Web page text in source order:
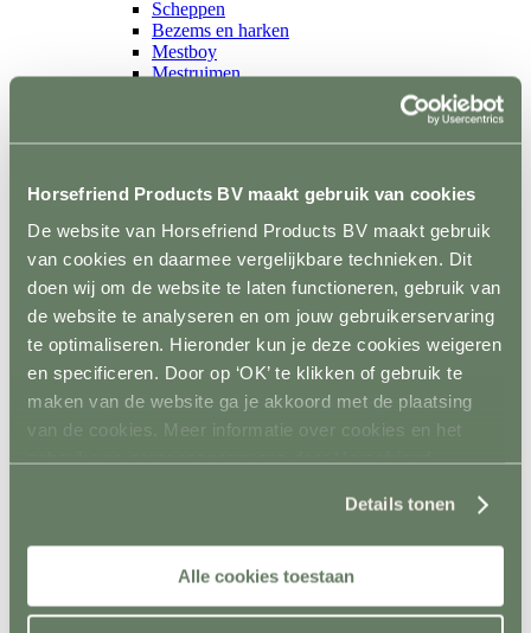
Horsefriend Products BV maakt gebruik van cookies
De website van Horsefriend Products BV maakt gebruik
van cookies en daarmee vergelijkbare technieken. Dit
doen wij om de website te laten functioneren, gebruik van
de website te analyseren en om jouw gebruikerservaring
te optimaliseren. Hieronder kun je deze cookies weigeren
en specificeren. Door op ‘OK’ te klikken of gebruik te
maken van de website ga je akkoord met de plaatsing
van de cookies. Meer informatie over cookies en het
gebruik van persoonsgegevens door Horsefriend
Details tonen
Alle cookies toestaan
Scheppen
Bezems en harken
Mestboy
Mestruimen
Vloer
Sloten en accessoires
Voerkamer
Terug
Voerkarren
Voeropslag
Hooistomers
Voerscheppen
Ongediertebestrijding
Terug
Automatische bestrijding
Biologische bestrijding
Metalen poorten
Drinkbakken en watervaten
Bodemverbetering